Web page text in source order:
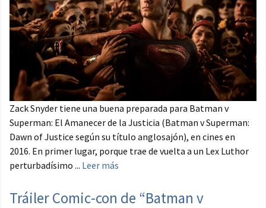
Zack Snyder tiene una buena preparada para Batman v
Superman: El Amanecer de la Justicia (Batman v Superman:
Dawn of Justice según su título anglosajón), en cines en
2016. En primer lugar, porque trae de vuelta a un Lex Luthor
perturbadísimo ... Leer más
Tráiler Comic-con de “Batman v